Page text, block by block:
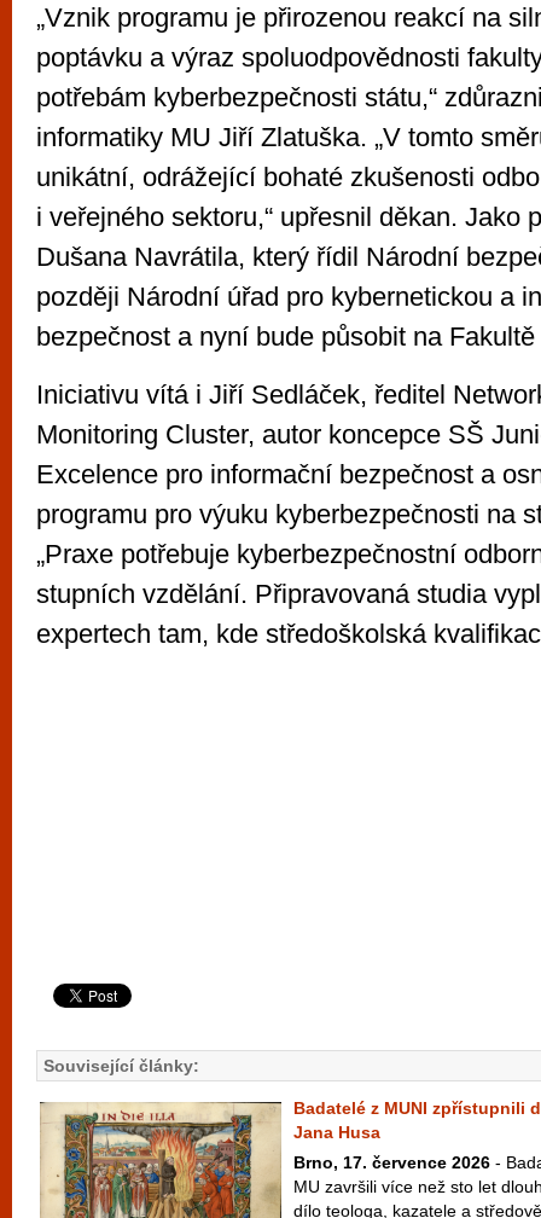
„Vznik programu je přirozenou reakcí na
poptávku a výraz spoluodpovědnosti
potřebám kyberbezpečnosti státu,“
informatiky MU Jiří Zlatuška. „V tomto
unikátní, odrážející bohaté zkušenosti
i veřejného sektoru,“ upřesnil děkan. Jako
Dušana Navrátila, který řídil Národní
později Národní úřad pro kybernetickou a
bezpečnost a nyní bude působit na
Iniciativu vítá i Jiří Sedláček, ředitel
Monitoring Cluster, autor koncepce SŠ
Excelence pro informační bezpečnost a
programu pro výuku kyberbezpečnosti na
„Praxe potřebuje kyberbezpečnostní
stupních vzdělání. Připravovaná studia
expertech tam, kde středoškolská
Související články:
Badatelé z MUNI zpřístupnili
Jana Husa
Brno, 17. července 2026 -
MU završili více než sto let
dílo teologa, kazatele a